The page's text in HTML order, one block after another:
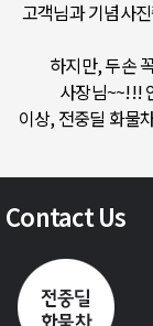
고객님과 기념사
하지만, 두손
사장님~~!!!
이상, 전중딜 화물
Contact Us